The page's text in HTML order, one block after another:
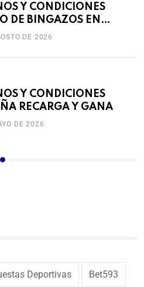
Y CONDICIONES
DE BINGAZOS EN
DE 2026
Y CONDICIONES
RECARGA Y GANA
DE 2026
Deportivas Bet593